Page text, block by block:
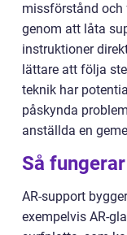
missförstånd och
genom att låta
instruktioner
lättare att följa
teknik har
påskynda
anställda en
Så
AR-support
exempelvis AR-